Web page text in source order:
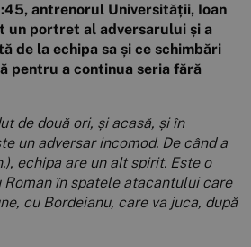
antrenorul Universității, Ioan
un portret al adversarului și a
de la echipa sa și ce schimbări
pentru a continua seria fără
de două ori, și acasă, și în
un adversar incomod. De când a
echipa are un alt spirit. Este o
în spatele atacantului care
cu Bordeianu, care va juca, după